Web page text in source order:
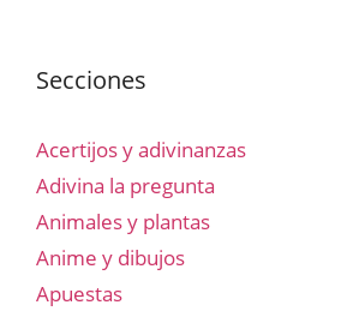
Secciones
Acertijos y adivinanzas
Adivina la pregunta
Animales y plantas
Anime y dibujos
Apuestas